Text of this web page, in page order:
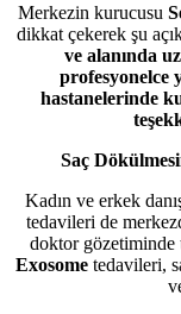
Merkezin kurucusu
dikkat çekerek şu
ve alanında
profesyonelce
hastanelerinde
Saç
Kadın ve erkek
tedavileri de
doktor gözetiminde
Exosome tedavileri,